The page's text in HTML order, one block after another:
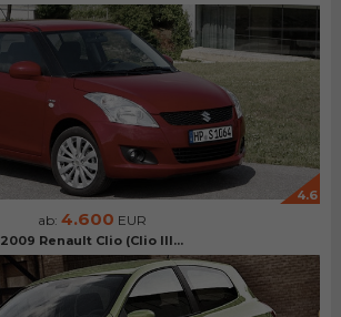
4.6
ab: 4.600 EUR
2009 Renault Clio (Clio III...